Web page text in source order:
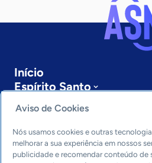
Início
Espírito Santo
Sobre a ASN
Últimas notícias
Entre em contato
Editorias
Aviso de Cookies
Nós usamos cookies e outras
melhorar a sua experiência em nossos
publicidade e recomendar conteúdo de